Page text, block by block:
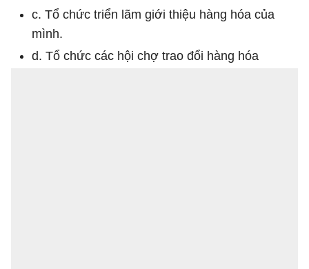
c. Tổ chức triển lãm giới thiệu hàng hóa của
mình.
d. Tổ chức các hội chợ trao đổi hàng hóa